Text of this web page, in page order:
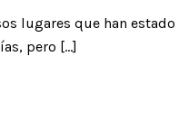
lugares que han
pero […]